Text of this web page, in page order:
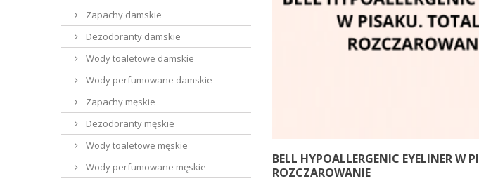
Zapachy damskie
Dezodoranty damskie
Wody toaletowe damskie
Wody perfumowane damskie
Zapachy męskie
Dezodoranty męskie
Wody toaletowe męskie
Wody perfumowane męskie
BELL HYPOALLERGENIC EYELINER W
ROZCZAROWANIE